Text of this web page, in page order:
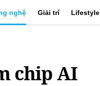
nghệ Giải trí Lifestyle
chip AI